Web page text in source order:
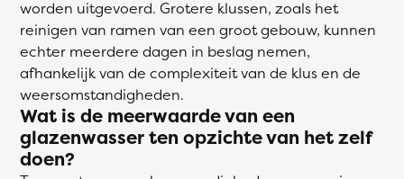
worden uitgevoerd. Grotere klussen, zoals het
reinigen van ramen van een groot gebouw, kunnen
echter meerdere dagen in beslag nemen,
afhankelijk van de complexiteit van de klus en de
weersomstandigheden.
Wat is de meerwaarde van een
glazenwasser ten opzichte van het zelf
doen?